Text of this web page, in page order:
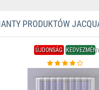
PRODUKTÓW
ÚJDONSÁG